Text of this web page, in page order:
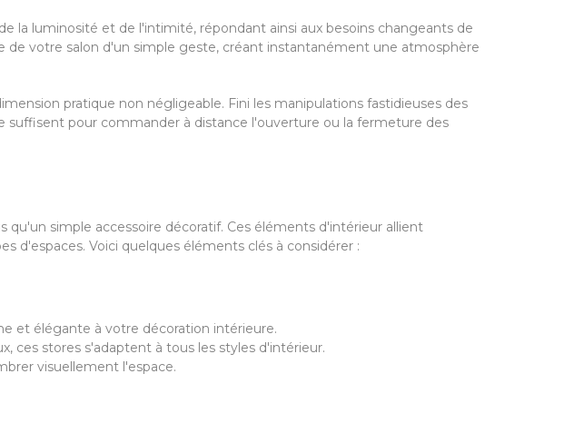
la luminosité et de l'intimité, répondant ainsi aux besoins changeants de
votre salon d'un simple geste, créant instantanément une atmosphère
pratique non négligeable. Fini les manipulations fastidieuses des
pour commander à distance l'ouverture ou la fermeture des
simple accessoire décoratif. Ces éléments d'intérieur allient
Voici quelques éléments clés à considérer :
et élégante à votre décoration intérieure.
ces stores s'adaptent à tous les styles d'intérieur.
visuellement l'espace.